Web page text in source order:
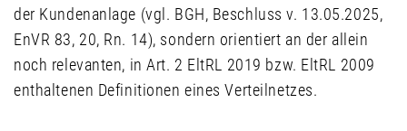
der Kundenanlage (vgl. BGH, Beschluss v. 13.05.2025,
EnVR 83, 20, Rn. 14), sondern orientiert an der allein
noch relevanten, in Art. 2 EltRL 2019 bzw. EltRL 2009
enthaltenen Definitionen eines Verteilnetzes.